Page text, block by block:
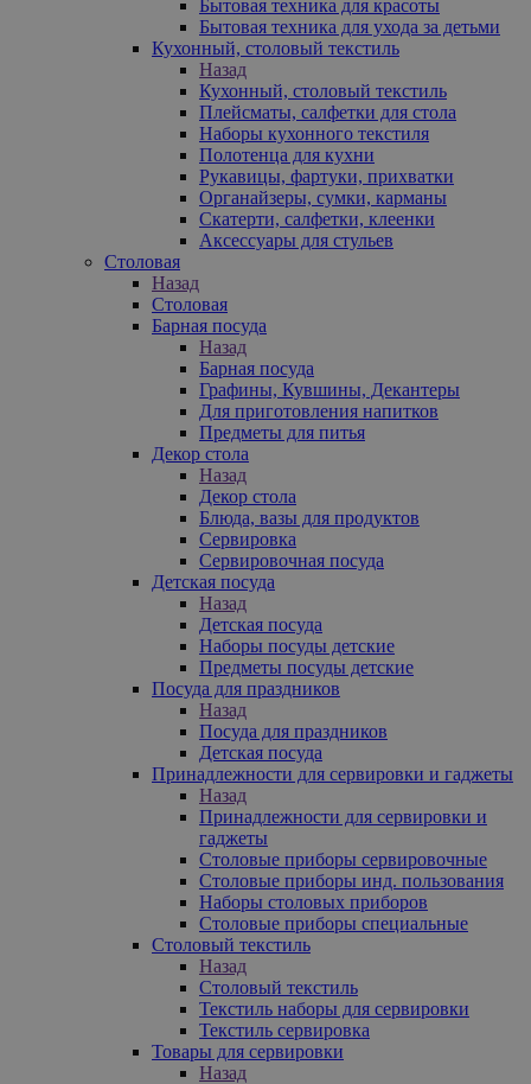
Бытовая техника для красоты
Бытовая техника для ухода за детьми
Кухонный, столовый текстиль
Назад
Кухонный, столовый текстиль
Плейсматы, салфетки для стола
Наборы кухонного текстиля
Полотенца для кухни
Рукавицы, фартуки, прихватки
Органайзеры, сумки, карманы
Скатерти, салфетки, клеенки
Аксессуары для стульев
Столовая
Назад
Столовая
Барная посуда
Назад
Барная посуда
Графины, Кувшины, Декантеры
Для приготовления напитков
Предметы для питья
Декор стола
Назад
Декор стола
Блюда, вазы для продуктов
Сервировка
Сервировочная посуда
Детская посуда
Назад
Детская посуда
Наборы посуды детские
Предметы посуды детские
Посуда для праздников
Назад
Посуда для праздников
Детская посуда
Принадлежности для сервировки и гаджеты
Назад
Принадлежности для сервировки и
гаджеты
Столовые приборы сервировочные
Столовые приборы инд. пользования
Наборы столовых приборов
Столовые приборы специальные
Столовый текстиль
Назад
Столовый текстиль
Текстиль наборы для сервировки
Текстиль сервировка
Товары для сервировки
Назад